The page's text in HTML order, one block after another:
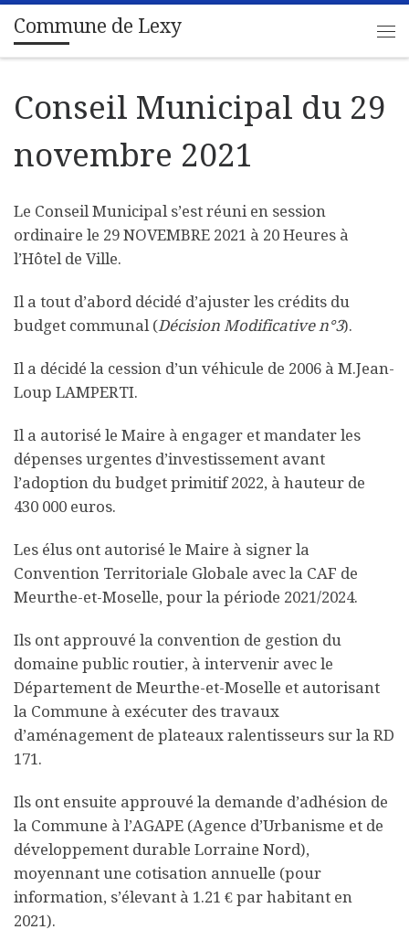
Passer au contenu
Commune de Lexy
Conseil Municipal du 29
novembre 2021
Le Conseil Municipal s’est réuni en session
ordinaire le 29 NOVEMBRE 2021 à 20 Heures à
l’Hôtel de Ville.
Il a tout d’abord décidé d’ajuster les crédits du
budget communal (Décision Modificative n°3).
Il a décidé la cession d’un véhicule de 2006 à M.Jean-
Loup LAMPERTI.
Il a autorisé le Maire à engager et mandater les
dépenses urgentes d’investissement avant
l’adoption du budget primitif 2022, à hauteur de
430 000 euros.
Les élus ont autorisé le Maire à signer la
Convention Territoriale Globale avec la CAF de
Meurthe-et-Moselle, pour la période 2021/2024.
Ils ont approuvé la convention de gestion du
domaine public routier, à intervenir avec le
Département de Meurthe-et-Moselle et autorisant
la Commune à exécuter des travaux
d’aménagement de plateaux ralentisseurs sur la RD
171.
Ils ont ensuite approuvé la demande d’adhésion de
la Commune à l’AGAPE (Agence d’Urbanisme et de
développement durable Lorraine Nord),
moyennant une cotisation annuelle (pour
information, s’élevant à 1.21 € par habitant en
2021).